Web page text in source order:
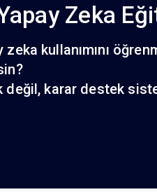
Zeka
kullanımını
değil, karar destek